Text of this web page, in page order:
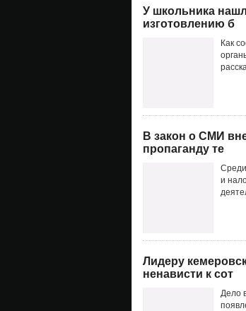
У школьника
изготовлению б
Как
В закон о СМИ
пропаганду те
и
Лидеру
ненависти к сот
Дело